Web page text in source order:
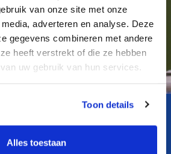
van onze site met onze
adverteren en analyse. Deze
gegevens combineren met andere
heeft verstrekt of die ze hebben
uw gebruik van hun services.
Toon details
Alles toestaan
Prozess